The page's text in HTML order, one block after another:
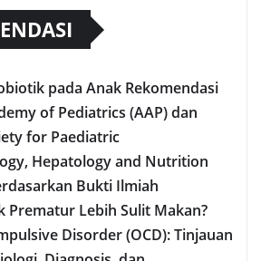
pada Anak Rekomendasi
of Pediatrics (AAP) dan
for Paediatric
Hepatology and Nutrition
Bukti Ilmiah
Prematur Lebih Sulit Makan?
Disorder (OCD): Tinjauan